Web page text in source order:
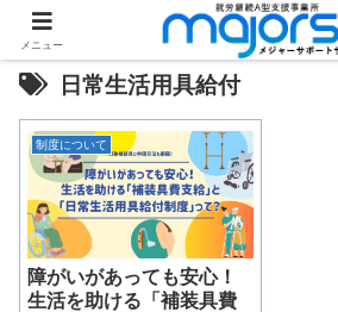
日常生活用具給付
制度について
障がいがあっても安心！
生活を助ける「補装具費
メニュー